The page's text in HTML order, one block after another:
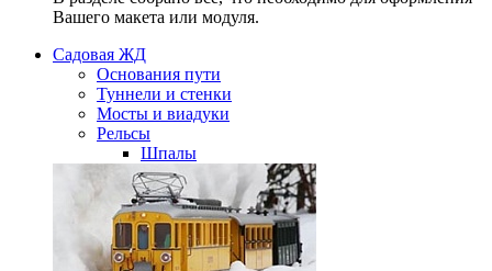
Вашего макета или модуля.
Садовая ЖД
Основания пути
Туннели и стенки
Мосты и виадуки
Рельсы
Шпалы